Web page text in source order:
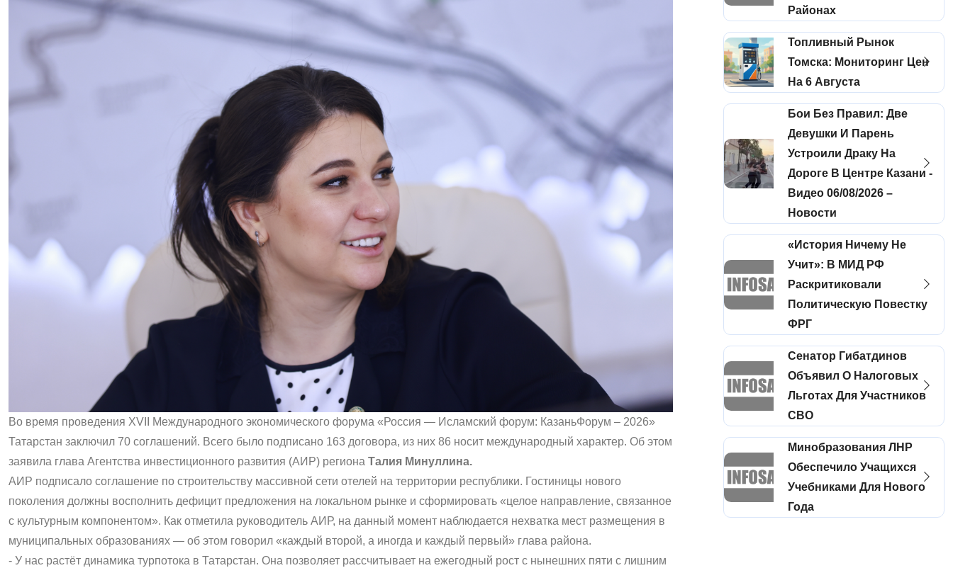
Во время проведения ХVII Международного экономического форума «Россия — Исламский форум: КазаньФорум – 2026»
Татарстан заключил 70 соглашений. Всего было подписано 163 договора, из них 86 носит международный характер. Об этом
заявила глава Агентства инвестиционного развития (АИР) региона Талия Минуллина.
АИР подписало соглашение по строительству массивной сети отелей на территории республики. Гостиницы нового
поколения должны восполнить дефицит предложения на локальном рынке и сформировать «целое направление, связанное
с культурным компонентом». Как отметила руководитель АИР, на данный момент наблюдается нехватка мест размещения в
муниципальных образованиях — об этом говорил «каждый второй, а иногда и каждый первый» глава района.
- У нас растёт динамика турпотока в Татарстан. Она позволяет рассчитывает на ежегодный рост с нынешних пяти с лишним
Районах
Топливный Рынок
Томска: Мониторинг Цен
На 6 Августа
Бои Без Правил: Две
Девушки И Парень
Устроили Драку На
Дороге В Центре Казани -
Видео 06/08/2026 –
Новости
«История Ничему Не
Учит»: В МИД РФ
Раскритиковали
Политическую Повестку
ФРГ
Сенатор Гибатдинов
Объявил О Налоговых
Льготах Для Участников
СВО
Минобразования ЛНР
Обеспечило Учащихся
Учебниками Для Нового
Года